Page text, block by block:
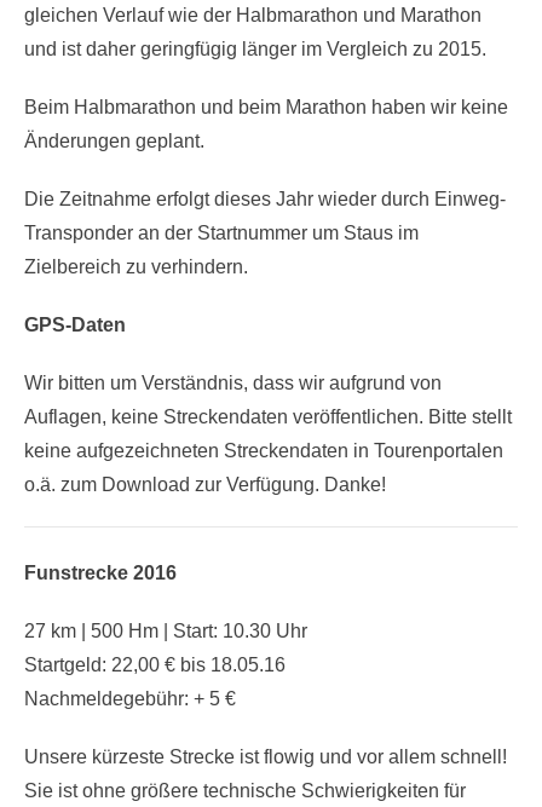
gleichen Verlauf wie der Halbmarathon und Marathon
und ist daher geringfügig länger im Vergleich zu 2015.
Beim Halbmarathon und beim Marathon haben wir keine
Änderungen geplant.
Die Zeitnahme erfolgt dieses Jahr wieder durch Einweg-
Transponder an der Startnummer um Staus im
Zielbereich zu verhindern.
GPS-Daten
Wir bitten um Verständnis, dass wir aufgrund von
Auflagen, keine Streckendaten veröffentlichen. Bitte stellt
keine aufgezeichneten Streckendaten in Tourenportalen
o.ä. zum Download zur Verfügung. Danke!
Funstrecke 2016
27 km | 500 Hm | Start: 10.30 Uhr
Startgeld: 22,00 € bis 18.05.16
Nachmeldegebühr: + 5 €
Unsere kürzeste Strecke ist flowig und vor allem schnell!
Sie ist ohne größere technische Schwierigkeiten für